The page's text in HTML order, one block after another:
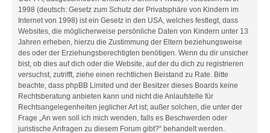
1998 (deutsch: Gesetz zum Schutz der Privatsphäre von Kindern im
Internet von 1998) ist ein Gesetz in den USA, welches festlegt, dass
Websites, die möglicherweise persönliche Daten von Kindern unter 13
Jahren erheben, hierzu die Zustimmung der Eltern beziehungsweise
des oder der Erziehungsberechtigten benötigen. Wenn du dir unsicher
bist, ob dies auf dich oder die Website, auf der du dich zu registrieren
versuchst, zutrifft, ziehe einen rechtlichen Beistand zu Rate. Bitte
beachte, dass phpBB Limited und der Besitzer dieses Boards keine
Rechtsberatung anbieten kann und nicht die Anlaufstelle für
Rechtsangelegenheiten jeglicher Art ist; außer solchen, die unter der
Frage „An wen soll ich mich wenden, falls es Beschwerden oder
juristische Anfragen zu diesem Forum gibt?“ behandelt werden.